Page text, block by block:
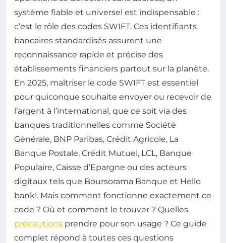
système fiable et universel est indispensable :
c’est le rôle des codes SWIFT. Ces identifiants
bancaires standardisés assurent une
reconnaissance rapide et précise des
établissements financiers partout sur la planète.
En 2025, maîtriser le code SWIFT est essentiel
pour quiconque souhaite envoyer ou recevoir de
l’argent à l’international, que ce soit via des
banques traditionnelles comme Société
Générale, BNP Paribas, Crédit Agricole, La
Banque Postale, Crédit Mutuel, LCL, Banque
Populaire, Caisse d’Epargne ou des acteurs
digitaux tels que Boursorama Banque et Hello
bank!. Mais comment fonctionne exactement ce
code ? Où et comment le trouver ? Quelles
précautions prendre pour son usage ? Ce guide
complet répond à toutes ces questions